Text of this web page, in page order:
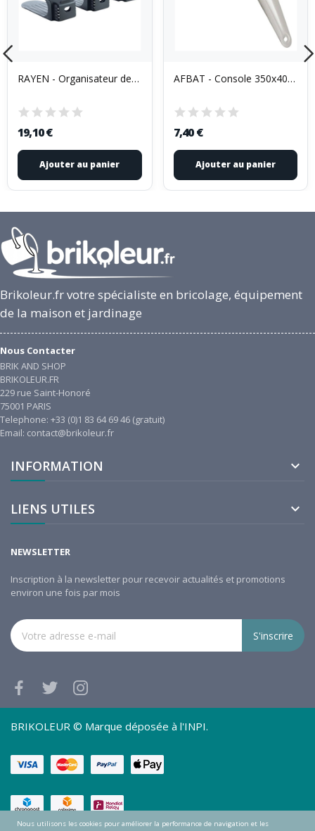
RAYEN - Organisateur de chaussures 3 paires
19,10 €
Ajouter au panier
AFBAT - Console 350x400 blanc 8021350 vrac
7,40 €
Ajouter au panier
Brikoleur.fr votre spécialiste en bricolage, équipement
de la maison et jardinage
Nous Contacter
BRIK AND SHOP
BRIKOLEUR.FR
229 rue Saint-Honoré
75001 PARIS
Telephone: +33 (0)1 83 64 69 46 (gratuit)
Email: contact@brikoleur.fr
INFORMATION 
LIENS UTILES 
NEWSLETTER
Inscription à la newsletter pour recevoir actualités et promotions
environ une fois par mois
S'inscrire
BRIKOLEUR © Marque déposée à l'INPI.
Nous utilisons les cookies pour améliorer la performance de navigation et les